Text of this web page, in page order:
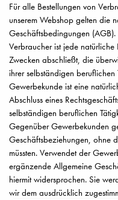
Für alle Bestellungen von
unserem Webshop gelten die
Geschäftsbedingungen (AGB).
Verbraucher ist jede natürliche
Zwecken abschließt, die
ihrer selbständigen
Gewerbekunde ist eine
Abschluss eines
selbständigen beruflichen
Gegenüber Gewerbekunden
Geschäftsbeziehungen, ohne
müssten. Verwendet der
ergänzende Allgemeine
hiermit widersprochen. Sie
wir dem ausdrücklich